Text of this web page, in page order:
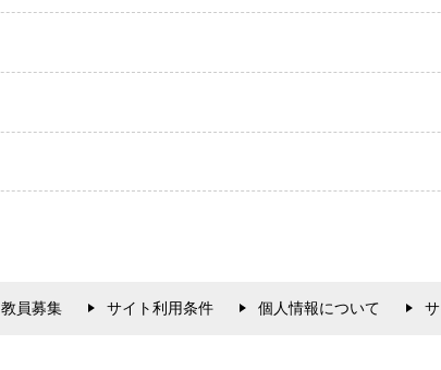
教員募集 サイト利用条件 個人情報について